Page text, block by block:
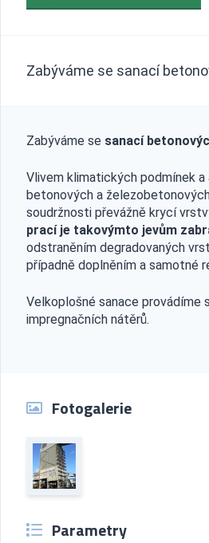
Zabýváme se sanací
Zabýváme se sanací
Vlivem klimatických podmínek
betonových a
soudržnosti převážně krycí
prací je takovýmto jevům
odstraněním degradovaných
případně doplněním a samotné
Velkoplošné sanace
impregnačních nátěrů.
Fotogalerie
Parametry